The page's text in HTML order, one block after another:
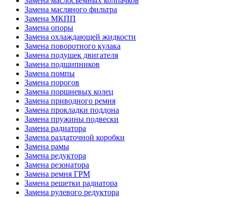
Замена масляного фильтра
Замена МКПП
Замена опоры
Замена охлаждающей жидкости
Замена поворотного кулака
Замена подушек двигателя
Замена подшипников
Замена помпы
Замена порогов
Замена поршневых колец
Замена приводного ремня
Замена прокладки поддона
Замена пружины подвески
Замена радиатора
Замена раздаточной коробки
Замена рамы
Замена редуктора
Замена резонатора
Замена ремня ГРМ
Замена решетки радиатора
Замена рулевого редуктора